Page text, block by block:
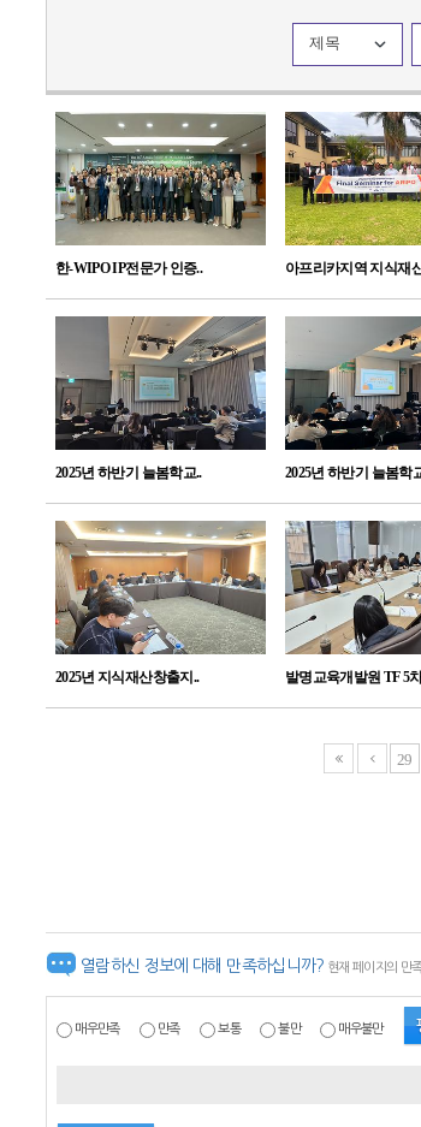
제목
한-WIPO IP전문가 인증.. 아프리카지역 지식재
2025년 하반기 늘봄학교.. 2025년 하반기 늘봄학
2025년 지식재산창출지.. 발명교육개발원 TF 5
29
열람하신 정보에 대해 만족하십니까? 현재 페이지의 만
매우만족 만족 보통 불만 매우불만